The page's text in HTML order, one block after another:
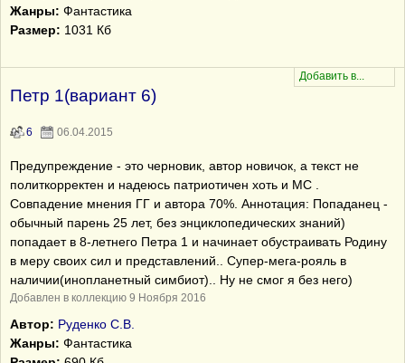
Жанры: Фантастика
Размер: 1031 Кб
Петр 1(вариант 6)
6 06.04.2015
Предупреждение - это черновик, автор новичок, а текст не
политкорректен и надеюсь патриотичен хоть и МС .
Совпадение мнения ГГ и автора 70%. Аннотация: Попаданец -
обычный парень 25 лет, без энциклопедических знаний)
попадает в 8-летнего Петра 1 и начинает обустраивать Родину
в меру своих сил и представлений.. Супер-мега-рояль в
наличии(инопланетный симбиот).. Ну не смог я без него)
Добавлен в коллекцию 9 Ноября 2016
Автор: Руденко С.В.
Жанры: Фантастика